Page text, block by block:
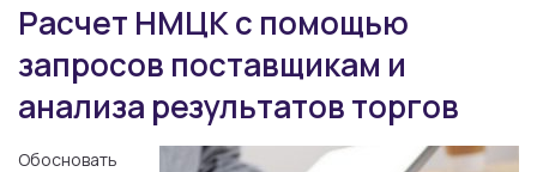
Расчет НМЦК с помощью
запросов поставщикам и
анализа результатов торгов
Обосновать